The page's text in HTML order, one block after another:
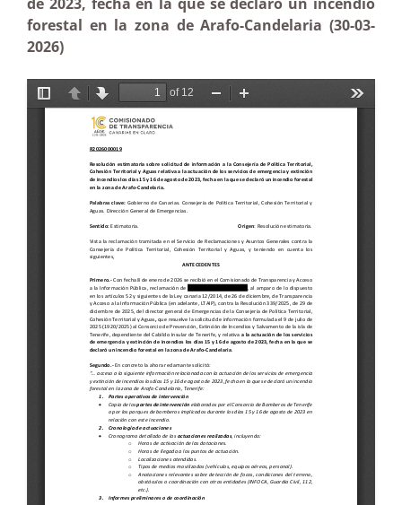
forestal en la zona de Arafo-Candelaria (30-03-
2026)